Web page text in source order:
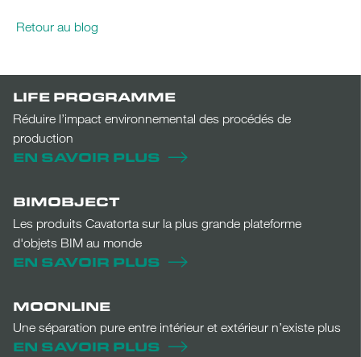
Retour au blog
LIFE PROGRAMME
Réduire l’impact environnemental des procédés de
production
EN SAVOIR PLUS
BIMOBJECT
Les produits Cavatorta sur la plus grande plateforme
d'objets BIM au monde
EN SAVOIR PLUS
MOONLINE
Une séparation pure entre intérieur et extérieur n’existe plus
EN SAVOIR PLUS